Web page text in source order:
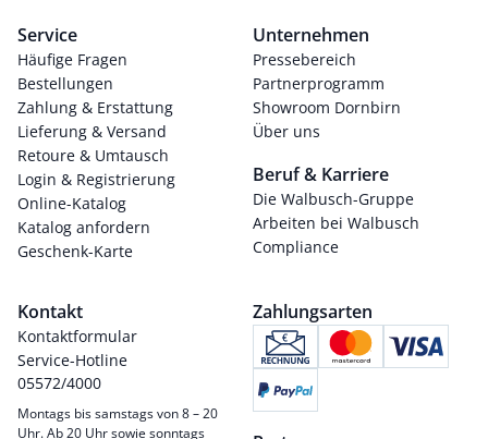
Service
Häufige Fragen
Bestellungen
Zahlung & Erstattung
Lieferung & Versand
Retoure & Umtausch
Login & Registrierung
Online-Katalog
Katalog anfordern
Geschenk-Karte
Unternehmen
Pressebereich
Partnerprogramm
Showroom Dornbirn
Über uns
Beruf & Karriere
Die Walbusch-Gruppe
Arbeiten bei Walbusch
Compliance
Kontakt
Kontaktformular
Service-Hotline
05572/4000
Montags bis samstags von 8 – 20
Uhr. Ab 20 Uhr sowie sonntags
Zahlungsarten